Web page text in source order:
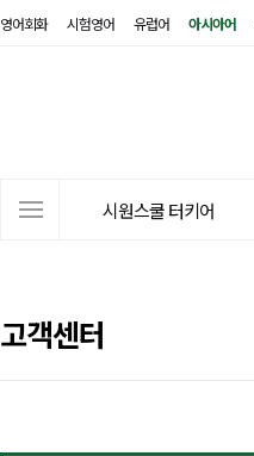
영어회화 시험영어 유럽어 아시아어
시원스쿨 터키어
고객센터